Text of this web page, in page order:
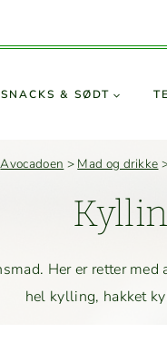
SNACKS & SØDT
Avocadoen > Mad og drikke
Her er ret­ter
hel kylling, hakket